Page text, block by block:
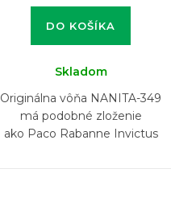
DO KOŠÍKA
Skladom
Originálna vôňa NANITA-349
má podobné zloženie
ako Paco Rabanne Invictus